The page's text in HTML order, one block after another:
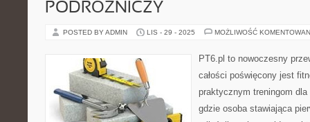
PODRÓŻNICZY
POSTED BY ADMIN LIS - 29 - 2025 MOŻLIWOŚĆ
PT6.pl to nowoczesny
całości poświęcony jest
praktycznym treningom
gdzie osoba stawiająca